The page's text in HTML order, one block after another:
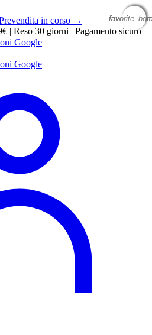
in corso →
| Reso 30 giorni | Pagamento sicuro
Google
Google